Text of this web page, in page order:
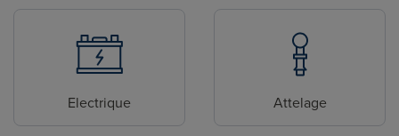
Electrique Attelage